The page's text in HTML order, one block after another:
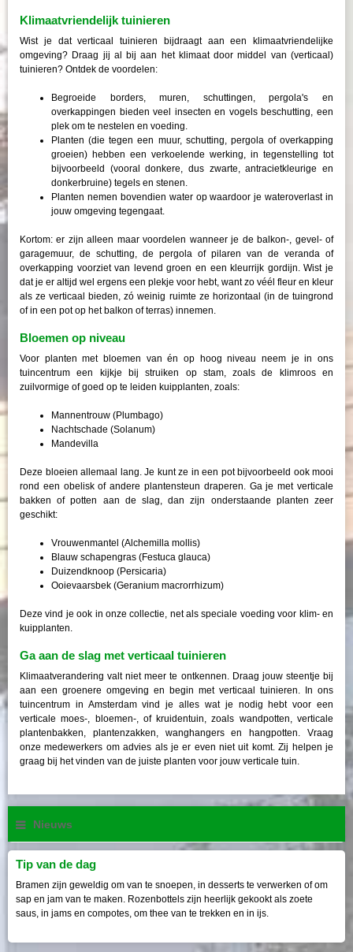
Klimaatvriendelijk tuinieren
Wist je dat verticaal tuinieren bijdraagt aan een klimaatvriendelijke
omgeving? Draag jij al bij aan het klimaat door middel van (verticaal)
tuinieren? Ontdek de voordelen:
Begroeide borders, muren, schuttingen, pergola's en
overkappingen bieden veel insecten en vogels beschutting, een
plek om te nestelen en voeding.
Planten (die tegen een muur, schutting, pergola of overkapping
groeien) hebben een verkoelende werking, in tegenstelling tot
bijvoorbeeld (vooral donkere, dus zwarte, antracietkleurige en
donkerbruine) tegels en stenen.
Planten nemen bovendien water op waardoor je wateroverlast in
jouw omgeving tegengaat.
Kortom: er zijn alleen maar voordelen wanneer je de balkon-, gevel- of
garagemuur, de schutting, de pergola of pilaren van de veranda of
overkapping voorziet van levend groen en een kleurrijk gordijn. Wist je
dat je er altijd wel ergens een plekje voor hebt, want zo véél fleur en kleur
als ze verticaal bieden, zó weinig ruimte ze horizontaal (in de tuingrond
of in een pot op het balkon of terras) innemen.
Bloemen op niveau
Voor planten met bloemen van én op hoog niveau neem je in ons
tuincentrum een kijkje bij struiken op stam, zoals de klimroos en
zuilvormige of goed op te leiden kuipplanten, zoals:
Mannentrouw (Plumbago)
Nachtschade (Solanum)
Mandevilla
Deze bloeien allemaal lang. Je kunt ze in een pot bijvoorbeeld ook mooi
rond een obelisk of andere plantensteun draperen. Ga je met verticale
bakken of potten aan de slag, dan zijn onderstaande planten zeer
geschikt:
Vrouwenmantel (Alchemilla mollis)
Blauw schapengras (Festuca glauca)
Duizendknoop (Persicaria)
Ooievaarsbek (Geranium macrorrhizum)
Deze vind je ook in onze collectie, net als speciale voeding voor klim- en
kuipplanten.
Ga aan de slag met verticaal tuinieren
Klimaatverandering valt niet meer te ontkennen. Draag jouw steentje bij
aan een groenere omgeving en begin met verticaal tuinieren. In ons
tuincentrum in Amsterdam vind je alles wat je nodig hebt voor een
verticale moes-, bloemen-, of kruidentuin, zoals wandpotten, verticale
plantenbakken, plantenzakken, wanghangers en hangpotten. Vraag
onze medewerkers om advies als je er even niet uit komt. Zij helpen je
graag bij het vinden van de juiste planten voor jouw verticale tuin.
Nieuws
Tip van de dag
Bramen zijn geweldig om van te snoepen, in desserts te verwerken of om
sap en jam van te maken. Rozenbottels zijn heerlijk gekookt als zoete
saus, in jams en compotes, om thee van te trekken en in ijs.